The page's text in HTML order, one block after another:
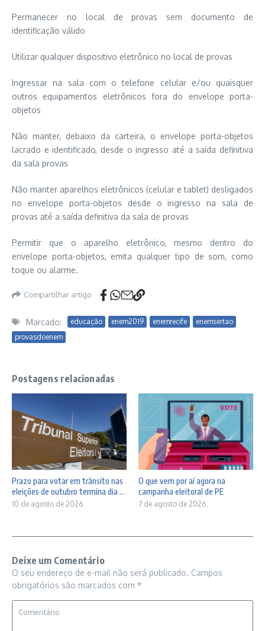
Permanecer no local de provas sem documento de
identificação válido
Utilizar qualquer dispositivo eletrônico no local de provas
Ingressar na sala com o telefone celular e/ou quaisquer
outros equipamentos eletrônicos fora do envelope porta-
objetos
Não manter, debaixo da carteira, o envelope porta-objetos
lacrado e identificado, desde o ingresso até a saída definitiva
da sala provas
Não manter aparelhos eletrônicos (celular e tablet) desligados
no envelope porta-objetos desde o ingresso na sala de
provas até a saída definitiva da sala de provas
Permitir que o aparelho eletrônico, mesmo dentro do
envelope porta-objetos, emita qualquer tipo de som, como
toque ou alarme.
Compartilhar artigo
Marcado: educação enem2019 enemrecife
enemsertao
provasdoenem
Postagens relacionadas
Prazo para votar em trânsito nas
eleições de outubro termina dia ...
10 de agosto de 2026
O que vem por aí agora na
campanha eleitoral de PE
7 de agosto de 2026
Deixe um Comentário
O seu endereço de e-mail não será publicado. Campos
obrigatórios são marcados com *